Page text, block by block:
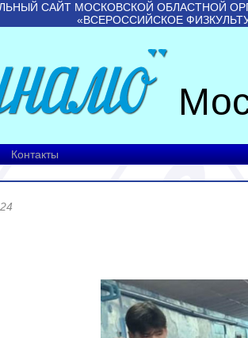
САЙТ МОСКОВСКОЙ ОБЛАСТНОЙ
«ВСЕРОССИЙСКОЕ
Контакты